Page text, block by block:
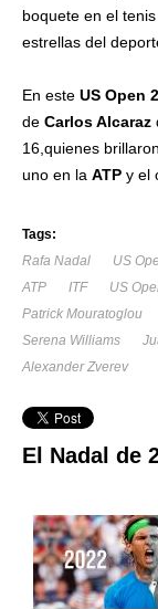
boquete en el
estrellas del
En este US Open
de Carlos Alcaraz
16,quienes
uno en la ATP y el
Tags:
Rafa Nadal
US
ATP
ITF US
Patrick Mouratoglou
Serena Williams
Alexander Zverev
El Nadal de